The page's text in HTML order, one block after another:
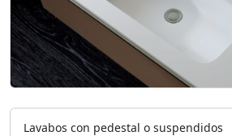
Lavabos con pedestal o suspendidos